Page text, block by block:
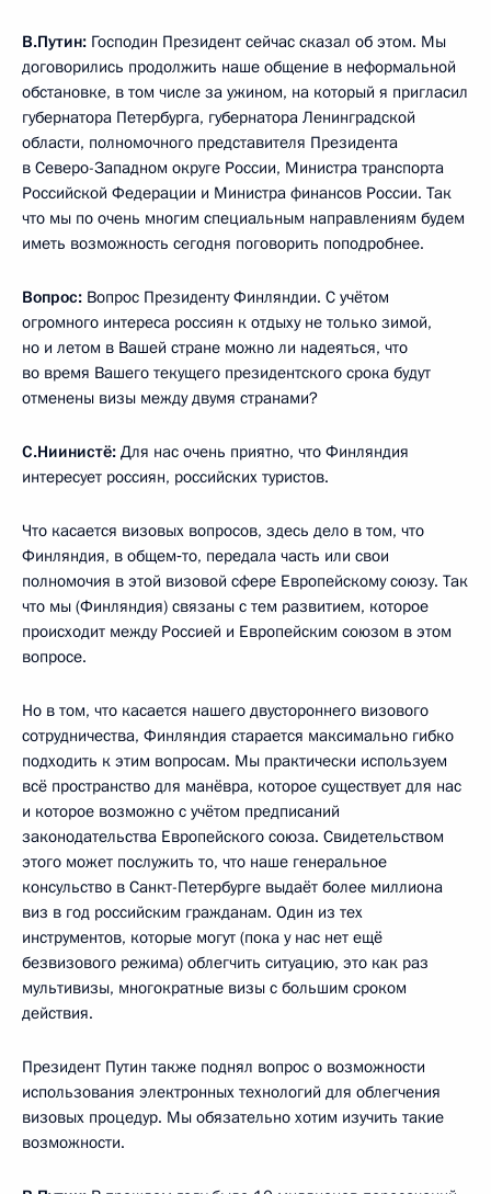
В.Путин: Господин Президент сейчас сказал об этом. Мы
договорились продолжить наше общение в неформальной
обстановке, в том числе за ужином, на который я пригласил
губернатора Петербурга, губернатора Ленинградской
области, полномочного представителя Президента
в Северо-Западном округе России, Министра транспорта
Российской Федерации и Министра финансов России. Так
что мы по очень многим специальным направлениям будем
иметь возможность сегодня поговорить поподробнее.
Вопрос: Вопрос Президенту Финляндии. С учётом
огромного интереса россиян к отдыху не только зимой,
но и летом в Вашей стране можно ли надеяться, что
во время Вашего текущего президентского срока будут
отменены визы между двумя странами?
С.Ниинистё: Для нас очень приятно, что Финляндия
интересует россиян, российских туристов.
Что касается визовых вопросов, здесь дело в том, что
Финляндия, в общем‑то, передала часть или свои
полномочия в этой визовой сфере Европейскому союзу. Так
что мы (Финляндия) связаны с тем развитием, которое
происходит между Россией и Европейским союзом в этом
вопросе.
Но в том, что касается нашего двустороннего визового
сотрудничества, Финляндия старается максимально гибко
подходить к этим вопросам. Мы практически используем
всё пространство для манёвра, которое существует для нас
и которое возможно с учётом предписаний
законодательства Европейского союза. Свидетельством
этого может послужить то, что наше генеральное
консульство в Санкт-Петербурге выдаёт более миллиона
виз в год российским гражданам. Один из тех
инструментов, которые могут (пока у нас нет ещё
безвизового режима) облегчить ситуацию, это как раз
мультивизы, многократные визы с большим сроком
действия.
Президент Путин также поднял вопрос о возможности
использования электронных технологий для облегчения
визовых процедур. Мы обязательно хотим изучить такие
возможности.